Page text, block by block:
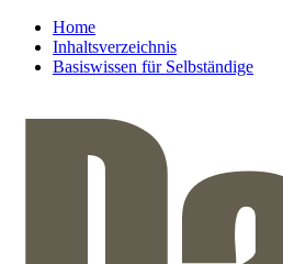
Home
Inhaltsverzeichnis
Basiswissen für Selbständige